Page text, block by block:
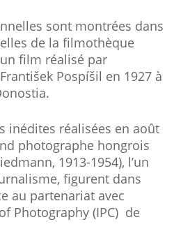
sont montrées dans
de la filmothèque
film réalisé par
Pospíšil en 1927 à
inédites réalisées en août
photographe hongrois
1913-1954), l’un
figurent dans
au partenariat avec
Photography (IPC) de